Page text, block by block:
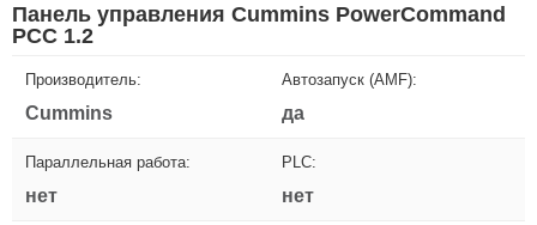
Панель управления Cummins PowerCommand
PCC 1.2
Производитель:
Cummins
Автозапуск (AMF):
да
Параллельная работа:
нет
PLC:
нет